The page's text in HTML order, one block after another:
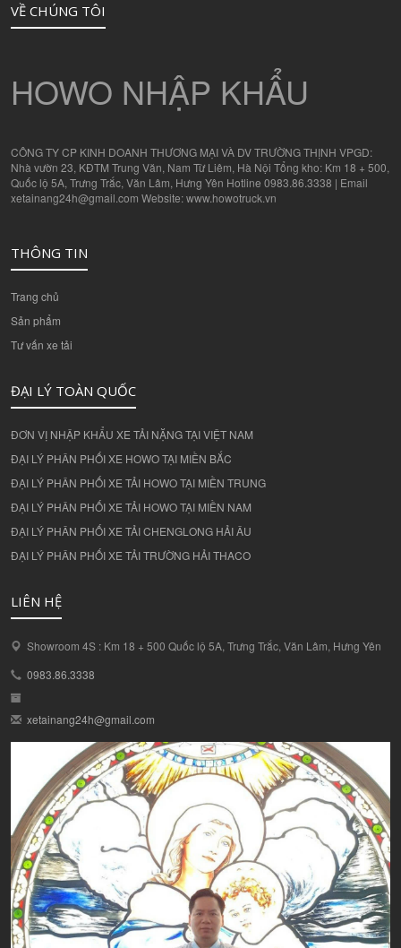
VỀ CHÚNG TÔI
HOWO NHẬP KHẨU
CÔNG TY CP KINH DOANH THƯƠNG MẠI VÀ DV TRƯỜNG THỊNH VPGD:
Nhà vườn 23, KĐTM Trung Văn, Nam Từ Liêm, Hà Nội Tổng kho: Km 18 + 500,
Quốc lộ 5A, Trưng Trắc, Văn Lâm, Hưng Yên Hotline 0983.86.3338 | Email
xetainang24h@gmail.com Website: www.howotruck.vn
THÔNG TIN
Trang chủ
Sản phẩm
Tư vấn xe tải
ĐẠI LÝ TOÀN QUỐC
ĐƠN VỊ NHẬP KHẨU XE TẢI NẶNG TẠI VIỆT NAM
ĐẠI LÝ PHÂN PHỐI XE HOWO TẠI MIỀN BẮC
ĐẠI LÝ PHÂN PHỐI XE TẢI HOWO TẠI MIỀN TRUNG
ĐẠI LÝ PHÂN PHỐI XE TẢI HOWO TẠI MIỀN NAM
ĐẠI LÝ PHÂN PHỐI XE TẢI CHENGLONG HẢI ÂU
ĐẠI LÝ PHÂN PHỐI XE TẢI TRƯỜNG HẢI THACO
LIÊN HỆ
Showroom 4S : Km 18 + 500 Quốc lộ 5A, Trưng Trắc, Văn Lâm, Hưng Yên
0983.86.3338
xetainang24h@gmail.com